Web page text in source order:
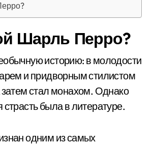
Шарль Перро?
историю: в молодости
и придворным стилистом
стал монахом. Однако
страсть была в литературе.
одним из самых